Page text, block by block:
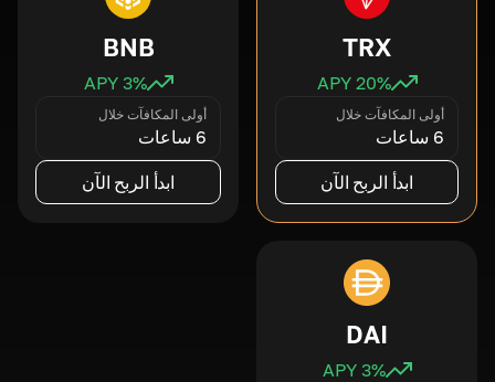
TRX
20% APY
أولى المكافآت خلال
6 ساعات
ابدأ الربح الآن
BNB
3% APY
أولى المكافآت خلال
6 ساعات
ابدأ الربح الآن
DAI
3% APY